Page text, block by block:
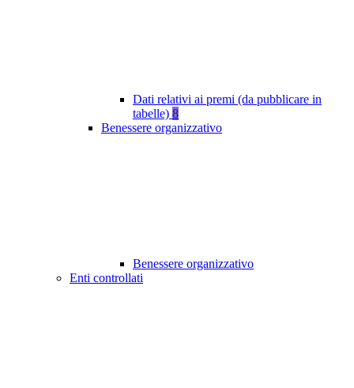
Dati relativi ai premi (da pubblicare in
tabelle) 8
Benessere organizzativo
Benessere organizzativo
Enti controllati